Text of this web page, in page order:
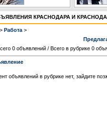
КРАСНОДАРА И
> Работа >
0 объявлений / Всего в рубрике 0
объявлений в рубрике нет, зайдите